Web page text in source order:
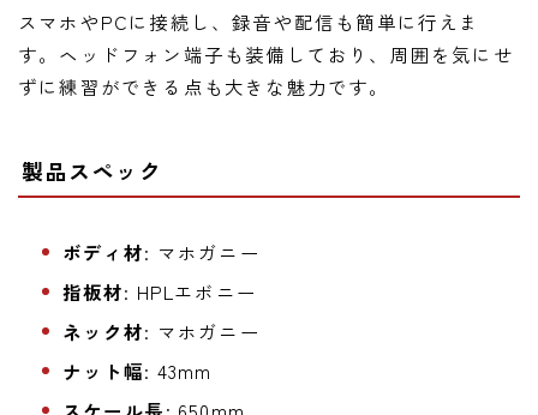
スマホやPCに接続し、録音や配信も簡単に行えま
す。ヘッドフォン端子も装備しており、周囲を気にせ
ずに練習ができる点も大きな魅力です。
製品スペック
ボディ材: マホガニー
指板材: HPLエボニー
ネック材: マホガニー
ナット幅: 43mm